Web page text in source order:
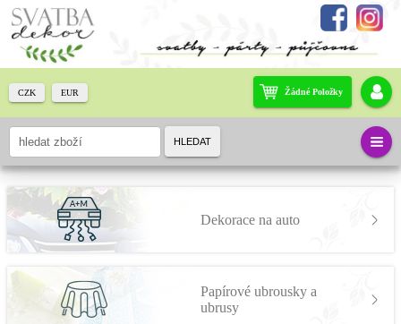
Dekorace na auto
Papírové ubrousky a
ubrusy
Žádné Položky
CZK EUR
HLEDAT